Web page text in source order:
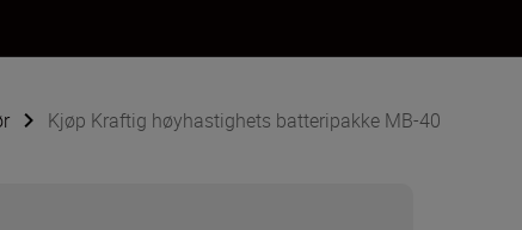
Kjøp Kraftig høyhastighets batteripakke MB-40